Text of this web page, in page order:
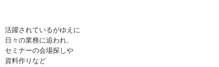
活躍されているがゆえに
日々の業務に追われ、
セミナーの会場探しや
資料作りなど